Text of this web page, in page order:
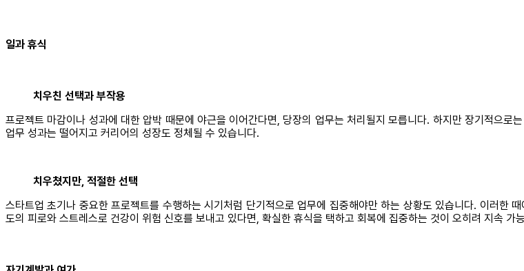
일과 휴식
치우친 선택과 부작용
프로젝트 마감이나 성과에 대한 압박 때문에 야근을 이어간다면, 당장의 업무는 처리될지 모릅니다. 하지만 장기적으
업무 성과는 떨어지고 커리어의 성장도 정체될 수 있습니다.
치우쳤지만, 적절한 선택
스타트업 초기나 중요한 프로젝트를 수행하는 시기처럼 단기적으로 업무에 집중해야만 하는 상황도 있습니다. 이러한
도의 피로와 스트레스로 건강이 위험 신호를 보내고 있다면, 확실한 휴식을 택하고 회복에 집중하는 것이 오히려 지속 가